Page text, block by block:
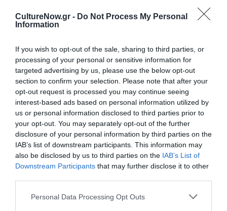
CultureNow.gr - Do Not Process My Personal
Information
If you wish to opt-out of the sale, sharing to third parties, or
processing of your personal or sensitive information for
targeted advertising by us, please use the below opt-out
section to confirm your selection. Please note that after your
opt-out request is processed you may continue seeing
interest-based ads based on personal information utilized by
us or personal information disclosed to third parties prior to
your opt-out. You may separately opt-out of the further
disclosure of your personal information by third parties on the
IAB’s list of downstream participants. This information may
also be disclosed by us to third parties on the IAB’s List of
Downstream Participants that may further disclose it to other
Personal Data Processing Opt Outs
μεταφορά και σωστά επισημαίνετε τα στοιχεία που
αφήσουμε κάτι και για τον θεατή, ας μην τα αναλύσουμε
εδώ όλα.
-Μετά τη βράβευση του έργου σας το 1987,
δεχτήκατε ένα τηλεφώνημα από τον Μάνο
Χατζιδάκι, ο οποίος σχολίασε θετικά τη γλώσσα
του κειμένου. Τι θυμάστε από εκείνη την
επικοινωνία;
Μίλησα ήδη αρκετά για το τηλεφώνημα αυτό στο
Σημείωμα του Συγγραφέα που παρέδωσα στον Γιάννη
Σκουρλέτη για την παράστασή του και δημοσιεύεται
Εταιρεία Θεάτρου ΜΝΗΜΗ, που μόλις κυκλοφόρησε.